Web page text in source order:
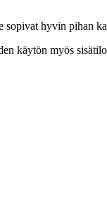
sopivat hyvin pihan
käytön myös